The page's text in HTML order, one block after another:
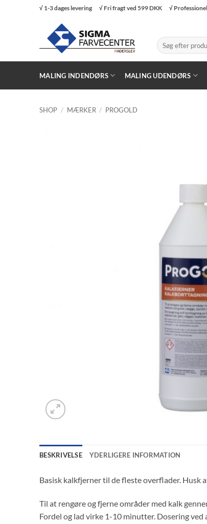
√ 1-3 dages levering √ Fri fragt ved 599 DKK √
Søg
efter:
MALING INDENDØRS MALING UDENDØRS
SHOP / MÆRKER / PROGOLD
BESKRIVELSE YDERLIGERE INFORMATION
Basisk kalkfjerner til de fleste overflader.
Til at rengøre og fjerne områder med kalk
Fordel og lad virke 1-10 minutter. Dosering